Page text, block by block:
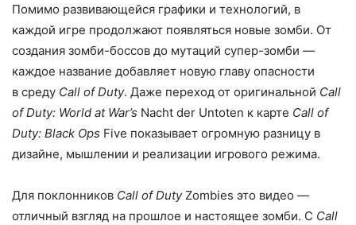
Помимо развивающейся графики и технологий, в
каждой игре продолжают появляться новые зомби. От
создания зомби-боссов до мутаций супер-зомби —
каждое название добавляет новую главу опасности
в среду Call of Duty. Даже переход от оригинальной Call
of Duty: World at War’s Nacht der Untoten к карте Call of
Duty: Black Ops Five показывает огромную разницу в
дизайне, мышлении и реализации игрового режима.
Для поклонников Call of DutyZombies это видео —
отличный взгляд на прошлое и настоящее зомби. С Call